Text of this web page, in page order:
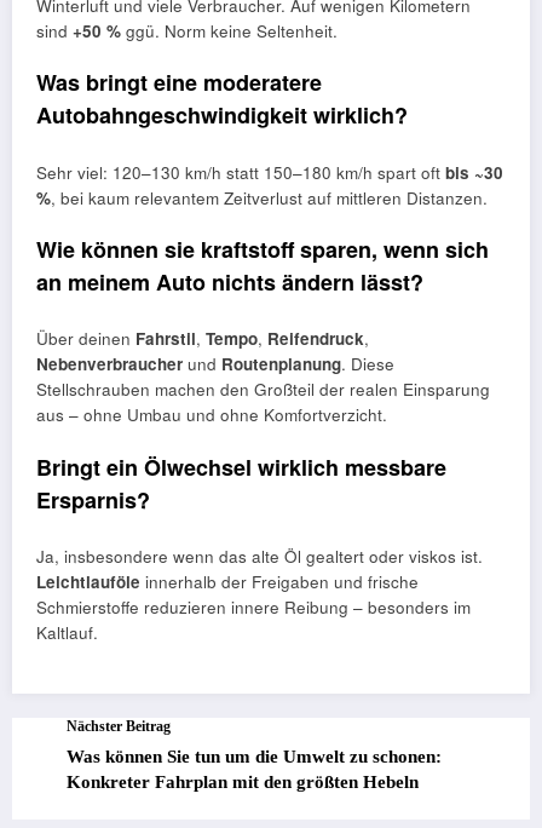
Winterluft und viele Verbraucher. Auf wenigen Kilometern
sind +50 % ggü. Norm keine Seltenheit.
Was bringt eine moderatere
Autobahngeschwindigkeit wirklich?
Sehr viel: 120–130 km/h statt 150–180 km/h spart oft bis ~30
%, bei kaum relevantem Zeitverlust auf mittleren Distanzen.
Wie können sie kraftstoff sparen, wenn sich
an meinem Auto nichts ändern lässt?
Über deinen Fahrstil, Tempo, Reifendruck,
Nebenverbraucher und Routenplanung. Diese
Stellschrauben machen den Großteil der realen Einsparung
aus – ohne Umbau und ohne Komfortverzicht.
Bringt ein Ölwechsel wirklich messbare
Ersparnis?
Ja, insbesondere wenn das alte Öl gealtert oder viskos ist.
Leichtlauföle innerhalb der Freigaben und frische
Schmierstoffe reduzieren innere Reibung – besonders im
Kaltlauf.
Nächster Beitrag
Was können Sie tun um die Umwelt zu schonen:
Konkreter Fahrplan mit den größten Hebeln